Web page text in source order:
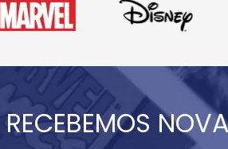
RECEBEMOS